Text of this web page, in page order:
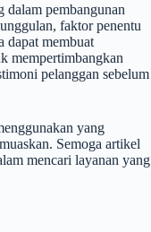
dalam pembangunan
faktor penentu
dapat membuat
mempertimbangkan
pelanggan sebelum
yang
Semoga artikel
mencari layanan yang